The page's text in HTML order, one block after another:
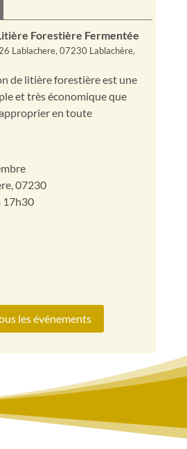
Forestière Fermentée
Lablachere, 07230 Lablachère,
de litière forestière est une
et très économique que
en toute
07230
17h30
les événements